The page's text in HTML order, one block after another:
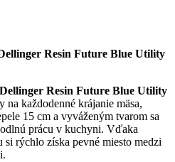
Resin Future Blue Utility
Dellinger Resin Future Blue Utility
každodenné krájanie mäsa,
15 cm a vyváženým tvarom sa
prácu v kuchyni. Vďaka
rýchlo získa pevné miesto medzi